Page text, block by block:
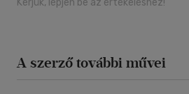
Kérjük, lépjen be az értékeléshez!
A szerző további művei